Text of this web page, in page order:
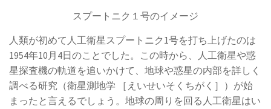
スプートニク１号のイメージ
人類が初めて人工衛星スプートニク1号を打ち上げたのは
1954年10月4日のことでした。この時から、人工衛星や惑
星探査機の軌道を追いかけて、地球や惑星の内部を詳しく
調べる研究（衛星測地学 ［えいせいそくちがく］）が始
まったと言えるでしょう。地球の周りを回る人工衛星はい